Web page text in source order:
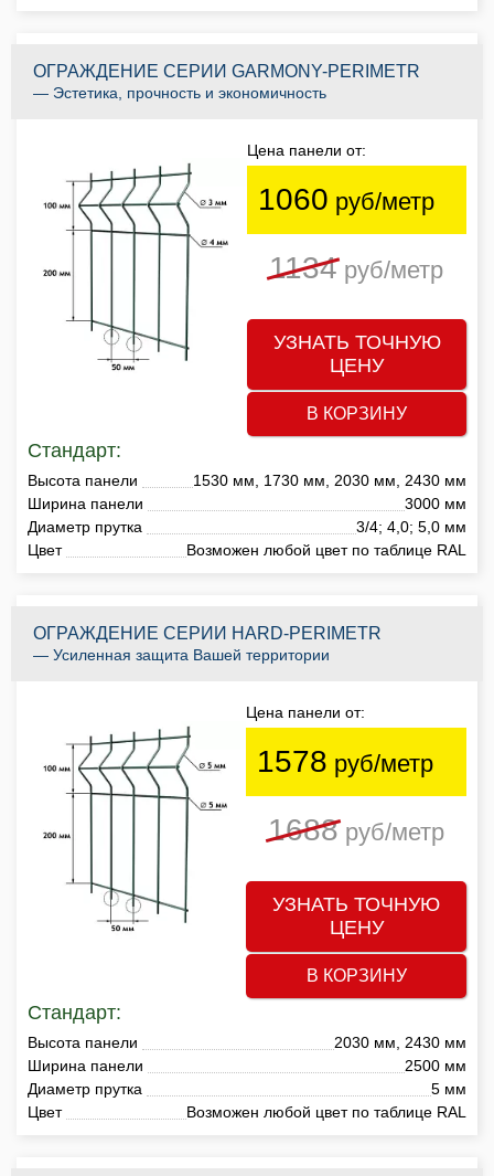
ОГРАЖДЕНИЕ СЕРИИ GARMONY-PERIMETR
— Эстетика, прочность и экономичность
Цена панели от:
1060 руб/метр
1134руб/метр
УЗНАТЬ ТОЧНУЮ
ЦЕНУ
В КОРЗИНУ
Стандарт:
Высота панели
1530 мм, 1730 мм, 2030 мм, 2430 мм
Ширина панели
3000 мм
Диаметр прутка
3/4; 4,0; 5,0 мм
Цвет
Возможен любой цвет по таблице RAL
ОГРАЖДЕНИЕ СЕРИИ HARD-PERIMETR
— Усиленная защита Вашей территории
Цена панели от:
1578 руб/метр
1688руб/метр
УЗНАТЬ ТОЧНУЮ
ЦЕНУ
В КОРЗИНУ
Стандарт:
Высота панели
2030 мм, 2430 мм
Ширина панели
2500 мм
Диаметр прутка
5 мм
Цвет
Возможен любой цвет по таблице RAL